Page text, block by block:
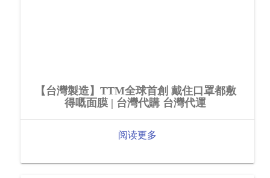
【台灣製造】TTM全球首創 戴住口罩都敷
得嘅面膜 | 台灣代購 台灣代運
阅读更多